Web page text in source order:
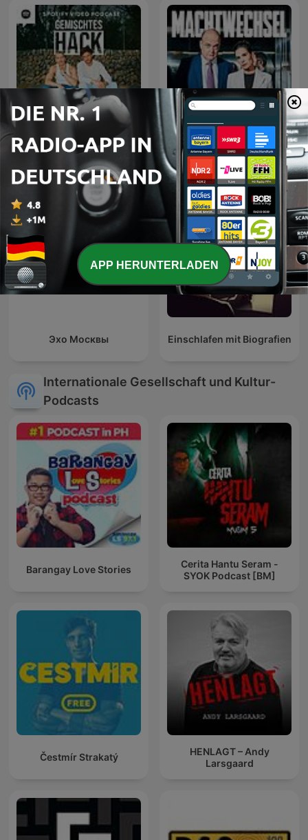
Gemischtes Hack Machtwechsel
Эхо Москвы Einschlafen mit Biografien
Internationale Gesellschaft und Kultur-
Podcasts
Barangay Love Stories
Cerita Hantu Seram -
SYOK Podcast [BM]
Čestmír Strakatý
HENLAGT – Andy
Larsgaard
APP HERUNTERLADEN